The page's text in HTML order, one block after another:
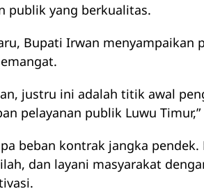
publik yang berkualitas.
Bupati Irwan menyampaikan
justru ini adalah titik awal
pelayanan publik Luwu
beban kontrak jangka pendek.
dan layani masyarakat